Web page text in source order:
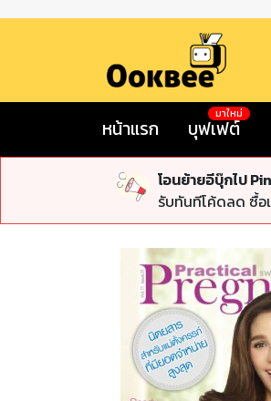
หน้าแรก บุฟเฟต์
มาใหม่
โอนย้ายอีบุ๊กไป
รับทันทีโค้ดลด ซื้อ